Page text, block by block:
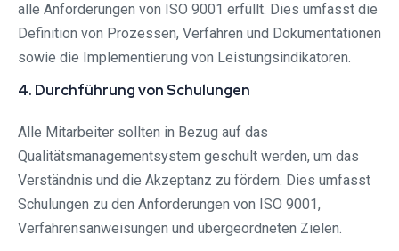
alle Anforderungen von ISO 9001 erfüllt. Dies umfasst die
Definition von Prozessen, Verfahren und Dokumentationen
sowie die Implementierung von Leistungsindikatoren.
4. Durchführung von Schulungen
Alle Mitarbeiter sollten in Bezug auf das
Qualitätsmanagementsystem geschult werden, um das
Verständnis und die Akzeptanz zu fördern. Dies umfasst
Schulungen zu den Anforderungen von ISO 9001,
Verfahrensanweisungen und übergeordneten Zielen.